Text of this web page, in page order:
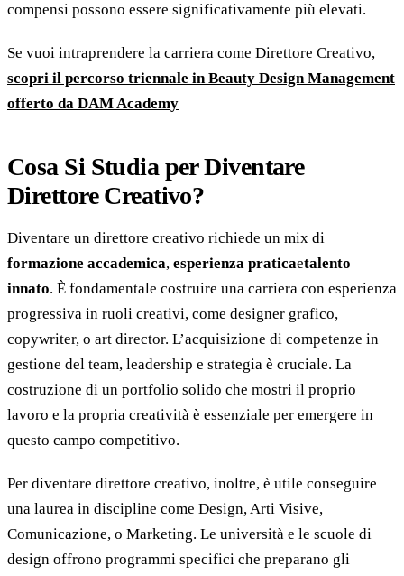
compensi possono essere significativamente più elevati.
Se vuoi intraprendere la carriera come Direttore Creativo,
scopri il percorso triennale in Beauty Design Management
offerto da DAM Academy
Cosa Si Studia per Diventare
Direttore Creativo?
Diventare un direttore creativo richiede un mix di
formazione accademica, esperienza praticaetalento
innato. È fondamentale costruire una carriera con esperienza
progressiva in ruoli creativi, come designer grafico,
copywriter, o art director. L’acquisizione di competenze in
gestione del team, leadership e strategia è cruciale. La
costruzione di un portfolio solido che mostri il proprio
lavoro e la propria creatività è essenziale per emergere in
questo campo competitivo.
Per diventare direttore creativo, inoltre, è utile conseguire
una laurea in discipline come Design, Arti Visive,
Comunicazione, o Marketing. Le università e le scuole di
design offrono programmi specifici che preparano gli